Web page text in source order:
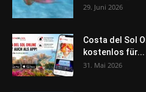
29. Juni 2026
Costa del Sol
kostenlos für...
31. Mai 2026